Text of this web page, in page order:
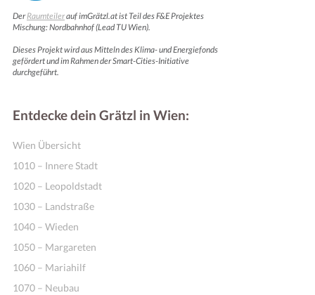
DerRaumteilerauf imGrätzl.at ist Teil des F&E Projektes
Mischung: Nordbahnhof (Lead TU Wien).
Dieses Projekt wird aus Mitteln des Klima- und Energiefonds
gefördert und im Rahmen der Smart-Cities-Initiative
durchgeführt.
Entdecke dein Grätzl in Wien:
Wien Übersicht
1010 – Innere Stadt
1020 – Leopoldstadt
1030 – Landstraße
1040 – Wieden
1050 – Margareten
1060 – Mariahilf
1070 – Neubau